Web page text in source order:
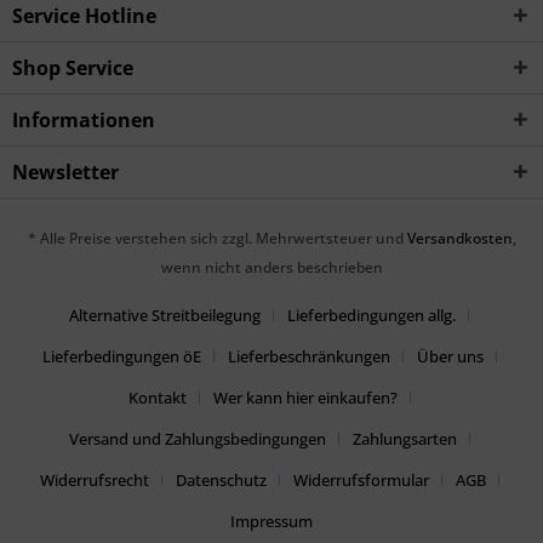
Service Hotline
Shop Service
Informationen
Newsletter
* Alle Preise verstehen sich zzgl. Mehrwertsteuer und Versandkosten,
wenn nicht anders beschrieben
Alternative Streitbeilegung
Lieferbedingungen allg.
Lieferbedingungen öE
Lieferbeschränkungen
Über uns
Kontakt
Wer kann hier einkaufen?
Versand und Zahlungsbedingungen
Zahlungsarten
Widerrufsrecht
Datenschutz Widerrufsformular
AGB
Impressum